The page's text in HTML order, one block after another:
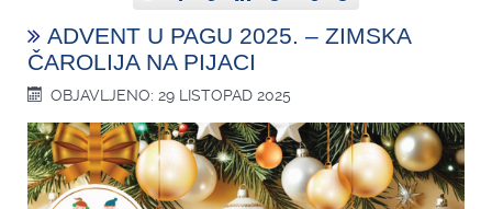
ADVENT U PAGU 2025. – ZIMSKA
ČAROLIJA NA PIJACI
OBJAVLJENO: 29 LISTOPAD 2025